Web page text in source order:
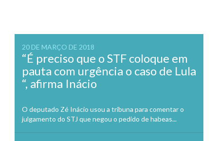
20 DE MARÇO DE 2018
“É preciso que o STF coloque em
pauta com urgência o caso de Lula
“, afirma Inácio
O deputado Zé Inácio usou a tribuna para comentar o
julgamento do STJ que negou o pedido de habeas...